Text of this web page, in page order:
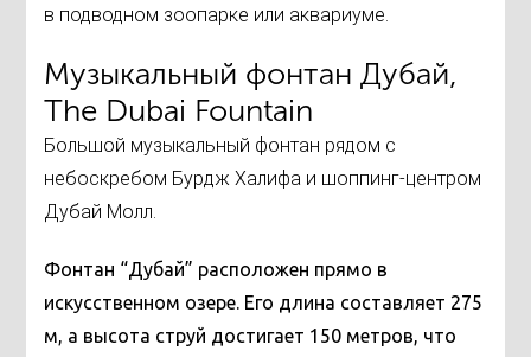
в подводном зоопарке или аквариуме.
Музыкальный фонтан Дубай,
The Dubai Fountain
Большой музыкальный фонтан рядом с
небоскребом Бурдж Халифа и шоппинг-центром
Дубай Молл.
Фонтан “Дубай” расположен прямо в
искусственном озере. Его длина составляет 275
м, а высота струй достигает 150 метров, что